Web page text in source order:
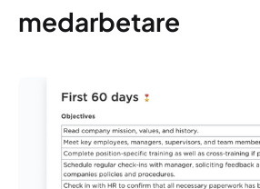
medarbetare